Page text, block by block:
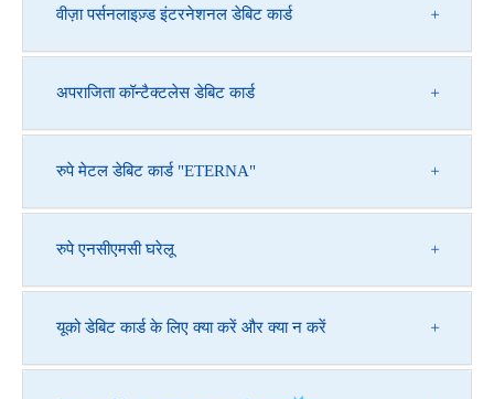
वीज़ा पर्सनलाइज़्ड इंटरनेशनल डेबिट कार्ड
अपराजिता कॉन्टैक्टलेस डेबिट कार्ड
रुपे मेटल डेबिट कार्ड "ETERNA"
रुपे एनसीएमसी घरेलू
यूको डेबिट कार्ड के लिए क्या करें और क्या न करें